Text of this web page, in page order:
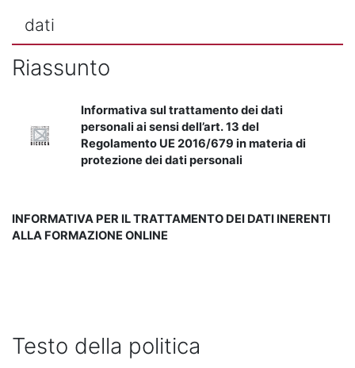
dati
Riassunto
Informativa sul trattamento dei dati
personali ai sensi dell’art. 13 del
Regolamento UE 2016/679 in materia di
protezione dei dati personali
INFORMATIVA PER IL TRATTAMENTO DEI DATI INERENTI
ALLA FORMAZIONE ONLINE
Testo della politica